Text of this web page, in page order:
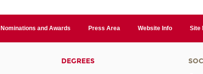
Nominations and Awards Press Area Website Info Site
DEGREES